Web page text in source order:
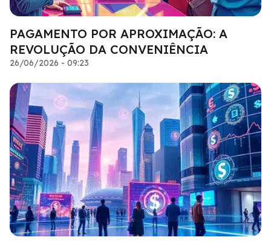
PAGAMENTO POR APROXIMAÇÃO: A
REVOLUÇÃO DA CONVENIÊNCIA
26/06/2026 - 09:23